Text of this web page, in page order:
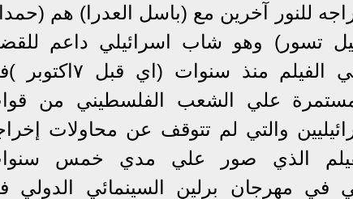
للنور آخرين مع (باسل العدرا) هم
تسور) وهو شاب اسرائيلي داعم
الفلسطينية ،والأربعة عملوا علي الفيلم منذ سنوات (اي
علي الشعب الفلسطيني من
والتي لم تتوقف عن محاولات
الذي صور علي مدي خمس
الاولي في مهرجان برلين السينمائي الدولي